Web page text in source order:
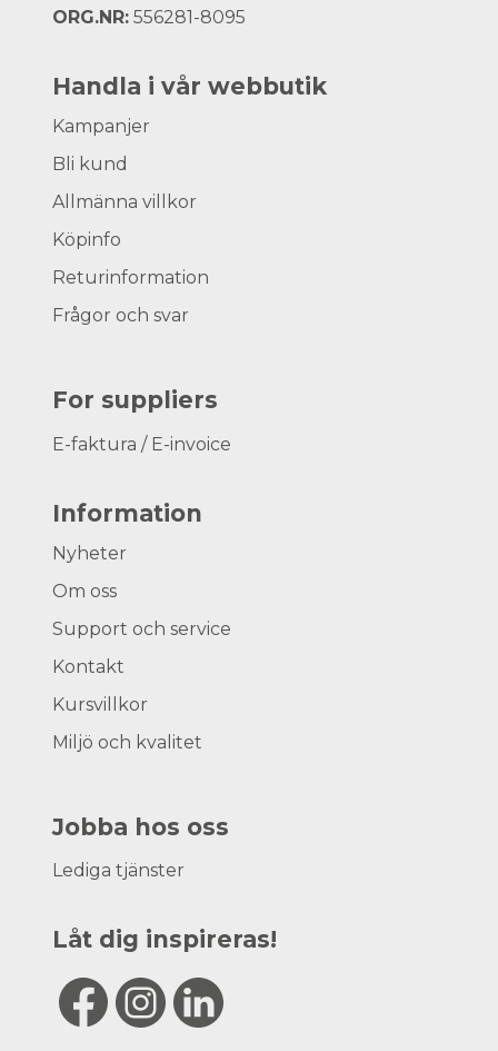
ORG.NR: 556281-8095
Handla i vår webbutik
Kampanjer
Bli kund
Allmänna villkor
Köpinfo
Returinformation
Frågor och svar
For suppliers
E-faktura / E-invoice
Information
Nyheter
Om oss
Support och service
Kontakt
Kursvillkor
Miljö och kvalitet
Jobba hos oss
Lediga tjänster
Låt dig inspireras!